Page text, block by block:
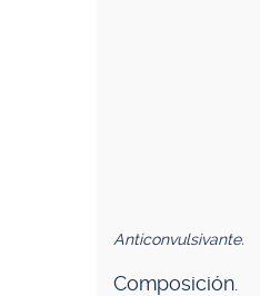
Anticonvulsivante.
Composición.